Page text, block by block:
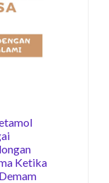
Ketika